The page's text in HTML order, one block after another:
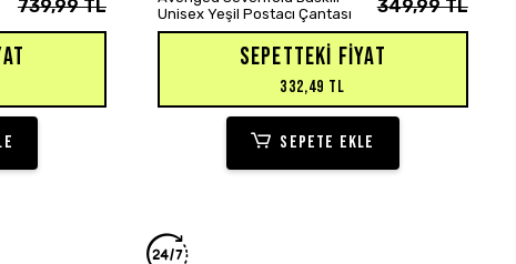
739,99 TL
Unisex Yeşil Postacı Çantası
349,99 TL
SEPETTEKI FIYAT
332,49 TL
SEPETE EKLE